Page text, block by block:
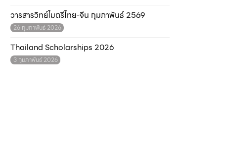
วารสารวิทย์ไมตรีไทย-จีน กุมภาพันธ์ 2569
26 กุมภาพันธ์ 2026
Thailand Scholarships 2026
3 กุมภาพันธ์ 2026